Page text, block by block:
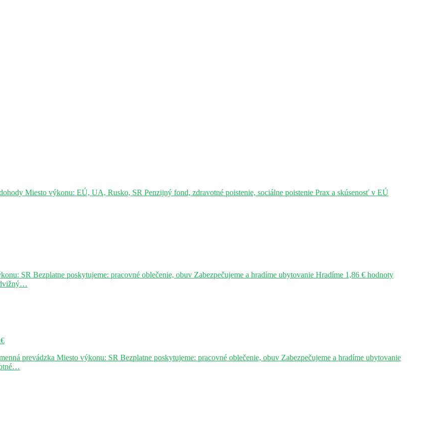
Miesto výkonu: EÚ, UA, Rusko, SR Penzijný fond, zdravotné poistenie, sociálne poistenie Prax a skúsenosť v EÚ
SR Bezplatne poskytujeme: pracovné oblečenie, obuv Zabezpečujeme a hradíme ubytovanie Hradíme 1,86 € hodnoty
prevádzka Miesto výkonu: SR Bezplatne poskytujeme: pracovné oblečenie, obuv Zabezpečujeme a hradíme ubytovanie